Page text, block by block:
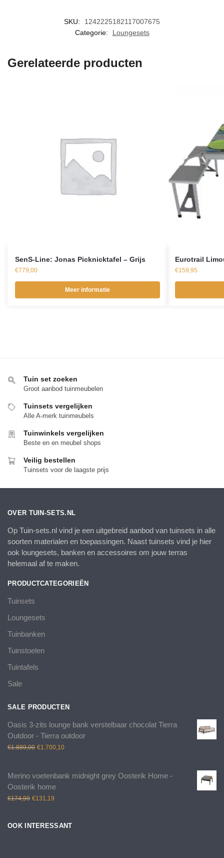
SKU:
1242225182117007675
Categorie:
Loungesets
Gerelateerde producten
SenS-Line: Jonas Picknicktafel – Grijs
€779,00
Meer informatie
Eurotrail
€159,95
Tuin set zoeken
Groot aanbod tuinmeubelen
Tuinsets vergelijken
Alle A-merk tuinmeubels
Tuinwinkels vergelijken
Beste en en meubel shops
Veilig bestellen
Tuinsets voor de laagste prijs
OVER TUIN-SETS.NL
Op Tuin-sets.nl vind je een uitgebreid aanbod van tuinsets in alle
soorten materialen en toepassingen. Naast tuinsets vind je hier
ook loungesets, banken en accessoires om jouw terras
helemaal af te maken.
PRODUCTCATEGORIEËN
Tuinsets
Loungesets
Tuinbanken
Tuinstoelen
Tuintafels
Sale
SALE PRODUCTEN
Oasis 3-zits lounge bank verstelbaar chocolat Tierra
Outdoor - Tierra outdoor
€1.889,00 Oorspronkelijke
€1.889,00.
€1.700,10Huidige
€1.700,10.
Merino voetenbank midnight grey Oosterik Home -
Oosterik home
€174,99 Oorspronkelijke
€174,99.
€131,19
€131,19.
OOK INTERESSANT